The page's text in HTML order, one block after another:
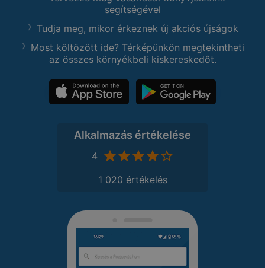
segítségével
Tudja meg, mikor érkeznek új akciós újságok
Most költözött ide? Térképünkön megtekintheti
az összes környékbeli kiskereskedőt.
Alkalmazás értékelése
4
1 020 értékelés